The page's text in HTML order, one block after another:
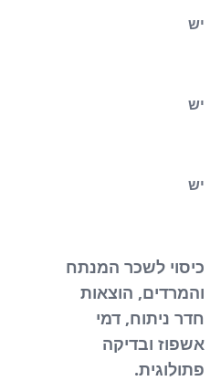
יש
יש
יש
כיסוי לשכר המנתח
והמרדים, הוצאות
חדר ניתוח, דמי
אשפוז ובדיקה
פתולוגית.